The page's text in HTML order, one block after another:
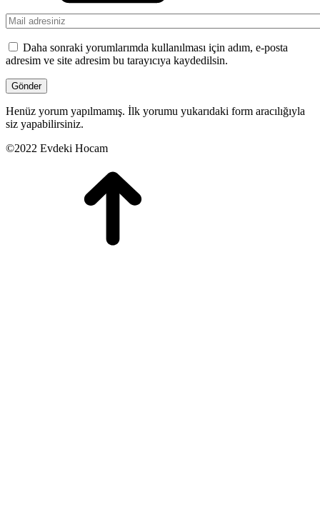
Daha sonraki yorumlarımda kullanılması için adım, e-posta
adresim ve site adresim bu tarayıcıya kaydedilsin.
Henüz yorum yapılmamış. İlk yorumu yukarıdaki form aracılığıyla
siz yapabilirsiniz.
©2022 Evdeki Hocam